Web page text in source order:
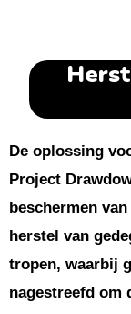
De oplossing
Project
beschermen
herstel van
tropen, waarbij
nagestreefd om